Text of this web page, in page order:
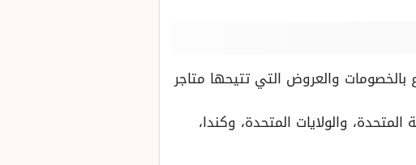
والعروض التي تتيحها متاجر
والولايات المتحدة، وكندا،